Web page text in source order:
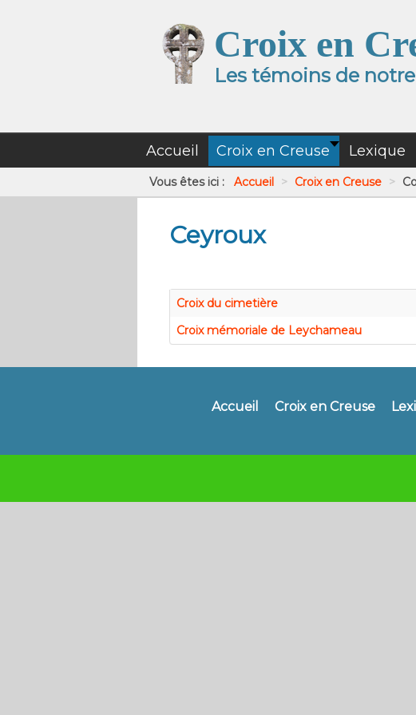
Croix en
Les témoins de
Accueil Croix en Creuse Lexique
Vous êtes ici : Accueil > Croix en Creuse >
Ceyroux
Croix du cimetière
Croix mémoriale de Leychameau
Accueil Croix en Creuse